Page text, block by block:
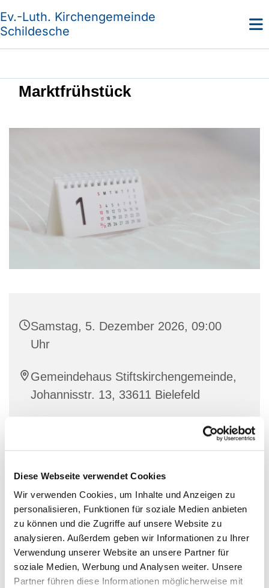
Diese Webseite verwendet Cookies
Wir verwenden Cookies, um Inhalte und Anzeigen zu
personalisieren, Funktionen für soziale Medien anbieten
zu können und die Zugriffe auf unsere Website zu
analysieren. Außerdem geben wir Informationen zu Ihrer
Verwendung unserer Website an unsere Partner für
soziale Medien, Werbung und Analysen weiter. Unsere
Partner führen diese Informationen möglicherweise mit
Ev.-Luth. Kirchengemeinde
Schildesche
Marktfrühstück
Samstag, 5. Dezember 2026, 09:00
Uhr
Gemeindehaus Stiftskirchengemeinde,
Johannisstr. 13, 33611 Bielefeld